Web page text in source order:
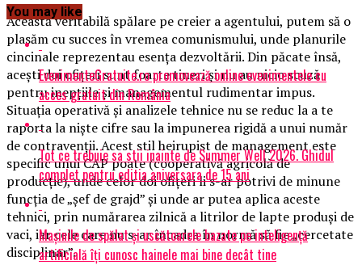
Această veritabilă spălare pe creier a agentului, putem să o
plasăm cu succes în vremea comunismului, unde planurile
cincinale reprezentau esența dezvoltării. Din păcate însă,
acești doi ofițeri sunt foarte tineri și nu au nicio scuză
pentru inepțiile și managementul rudimentar impus.
Situația operativă și analizele tehnice nu se reduc la a te
raporta la niște cifre sau la impunerea rigidă a unui număr
de contravenții. Acest stil heirupist de management este
specific unui CAP poate (cooperativă agricolă de
producție), unde celor doi ofițeri li s-ar potrivi de minune
funcția de „șef de grajd” și unde ar putea aplica aceste
tehnici, prin numărarea zilnică a litrilor de lapte produși de
vaci, iar cele care nu s-ar încadra în normă să fie „cercetate
disciplinar”.
You may like
EvenimenteGratuite.ro promovează online evenimentele cu
acces gratuit din România
Tot ce trebuie sa stii inainte de Summer Well 2026. Ghidul
complet pentru editia aniversara de 15 ani
Mașinile de spălat și uscătoarele bazate pe inteligență
artificială îți cunosc hainele mai bine decât tine